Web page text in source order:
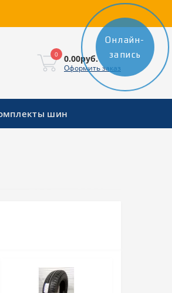
0 0.00руб.
Оформить заказ
шин
Онлайн-
запись